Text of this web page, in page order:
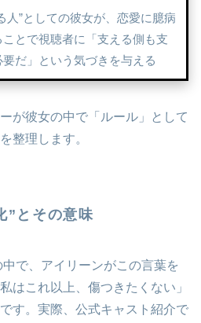
人”としての彼女が、恋愛に臆病
ことで視聴者に「支える側も支
要だ」という気づきを与える
が彼女の中で「ルール」として
整理します。
”とその意味
で、アイリーンがこの言葉を
はこれ以上、傷つきたくない」
す。実際、公式キャスト紹介で